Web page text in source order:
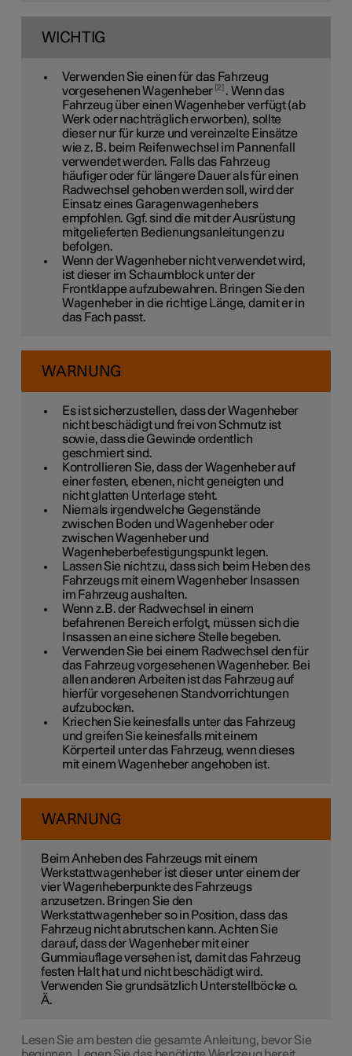
WICHTIG
Verwenden Sie einen für das Fahrzeug
vorgesehenen Wagenheber 2 . Wenn das
Fahrzeug über einen Wagenheber verfügt (ab
Werk oder nachträglich erworben), sollte
dieser nur für kurze und vereinzelte Einsätze
wie z. B. beim Reifenwechsel im Pannenfall
verwendet werden. Falls das Fahrzeug
häufiger oder für längere Dauer als für einen
Radwechsel gehoben werden soll, wird der
Einsatz eines Garagenwagenhebers
empfohlen. Ggf. sind die mit der Ausrüstung
mitgelieferten Bedienungsanleitungen zu
befolgen.
Wenn der Wagenheber nicht verwendet wird,
ist dieser im Schaumblock unter der
Frontklappe aufzubewahren. Bringen Sie den
Wagenheber in die richtige Länge, damit er in
das Fach passt.
WARNUNG
Es ist sicherzustellen, dass der Wagenheber
nicht beschädigt und frei von Schmutz ist
sowie, dass die Gewinde ordentlich
geschmiert sind.
Kontrollieren Sie, dass der Wagenheber auf
einer festen, ebenen, nicht geneigten und
nicht glatten Unterlage steht.
Niemals irgendwelche Gegenstände
zwischen Boden und Wagenheber oder
zwischen Wagenheber und
Wagenheberbefestigungspunkt legen.
Lassen Sie nicht zu, dass sich beim Heben des
Fahrzeugs mit einem Wagenheber Insassen
im Fahrzeug aushalten.
Wenn z.B. der Radwechsel in einem
befahrenen Bereich erfolgt, müssen sich die
Insassen an eine sichere Stelle begeben.
Verwenden Sie bei einem Radwechsel den für
das Fahrzeug vorgesehenen Wagenheber. Bei
allen anderen Arbeiten ist das Fahrzeug auf
hierfür vorgesehenen Standvorrichtungen
aufzubocken.
Kriechen Sie keinesfalls unter das Fahrzeug
und greifen Sie keinesfalls mit einem
Körperteil unter das Fahrzeug, wenn dieses
mit einem Wagenheber angehoben ist.
WARNUNG
Beim Anheben des Fahrzeugs mit einem
Werkstattwagenheber ist dieser unter einem der
vier Wagenheberpunkte des Fahrzeugs
anzusetzen. Bringen Sie den
Werkstattwagenheber so in Position, dass das
Fahrzeug nicht abrutschen kann. Achten Sie
darauf, dass der Wagenheber mit einer
Gummiauflage versehen ist, damit das Fahrzeug
festen Halt hat und nicht beschädigt wird.
Verwenden Sie grundsätzlich Unterstellböcke o.
Ä.
Lesen Sie am besten die gesamte Anleitung, bevor Sie